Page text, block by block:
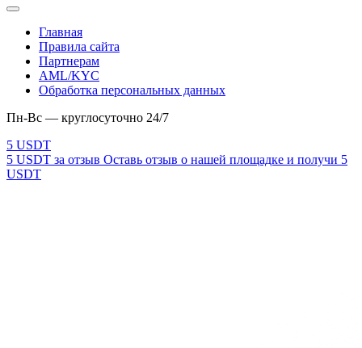
Главная
Правила сайта
Партнерам
AML/KYC
Обработка персональных данных
Пн-Вс — круглосуточно 24/7
5 USDT за отзыв Оставь отзыв о нашей площадке и получи 5
USDT